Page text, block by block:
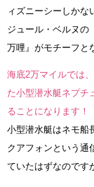
ィズニーシーしかな
ジュール・ベルヌの
万哩』がモチーフと
海底2万マイルでは
た小型潜水艇ネプチ
ることになります！
小型潜水艇はネモ船
クアフォンという通
ていたはずなのです